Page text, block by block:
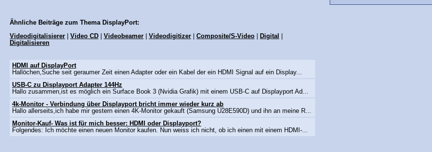
Ähnliche Beiträge zum Thema DisplayPort:
Videodigitalisierer
Video CD Videobeamer Videodigitizer Composite/S-Video Digital
Digitalisieren
HDMI auf DisplayPort
Hallöchen,Suche seit geraumer Zeit einen Adapter oder ein Kabel der ein HDMI Signal auf ein Display...
USB-C zu Displayport Adapter 144Hz
Hallo zusammen,ist es möglich ein Surface Book 3 (Nvidia Grafik) mit einem USB-C auf Displayport Ad...
4k-Monitor - Verbindung über Displayport bricht immer wieder kurz ab
Hallo allerseits,ich habe mir gestern einen 4K-Monitor gekauft (Samsung U28E590D) und ihn an meine R...
Monitor-Kauf- Was ist für mich besser: HDMI oder Displayport?
Folgendes: Ich möchte einen neuen Monitor kaufen. Nun weiss ich nicht, ob ich einen mit einem HDMI-...